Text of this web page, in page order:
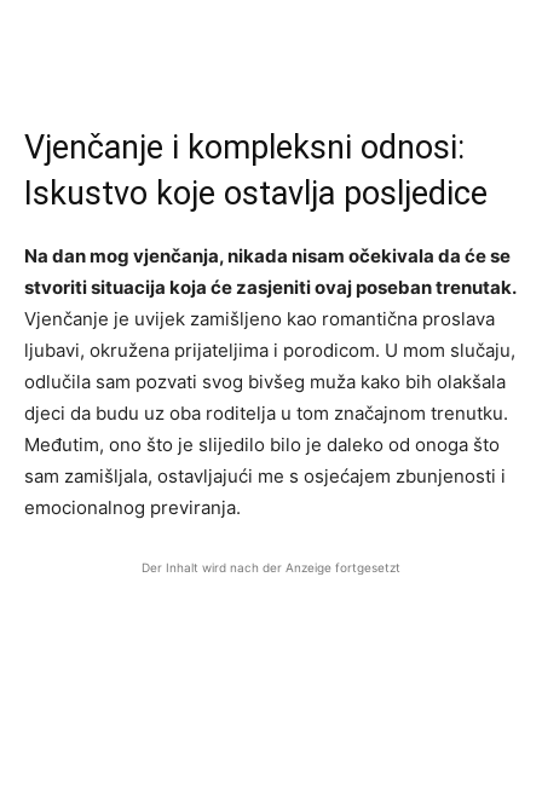
Vjenčanje i kompleksni odnosi:
Iskustvo koje ostavlja posljedice
Na dan mog vjenčanja, nikada nisam očekivala da će se
stvoriti situacija koja će zasjeniti ovaj poseban trenutak.
Vjenčanje je uvijek zamišljeno kao romantična proslava
ljubavi, okružena prijateljima i porodicom. U mom slučaju,
odlučila sam pozvati svog bivšeg muža kako bih olakšala
djeci da budu uz oba roditelja u tom značajnom trenutku.
Međutim, ono što je slijedilo bilo je daleko od onoga što
sam zamišljala, ostavljajući me s osjećajem zbunjenosti i
emocionalnog previranja.
Der Inhalt wird nach der Anzeige fortgesetzt